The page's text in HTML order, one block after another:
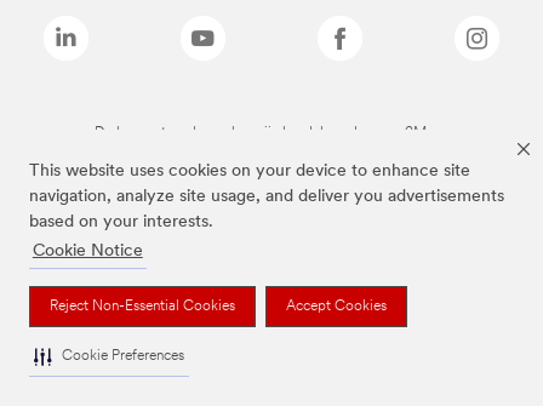
This website uses cookies on your device to enhance site
navigation, analyze site usage, and deliver you advertisements
based on your interests.
Cookie Notice
Reject Non-Essential Cookies Accept Cookies
Cookie Preferences
De bovenstaande merken zijn handelsmerken van 3M.we